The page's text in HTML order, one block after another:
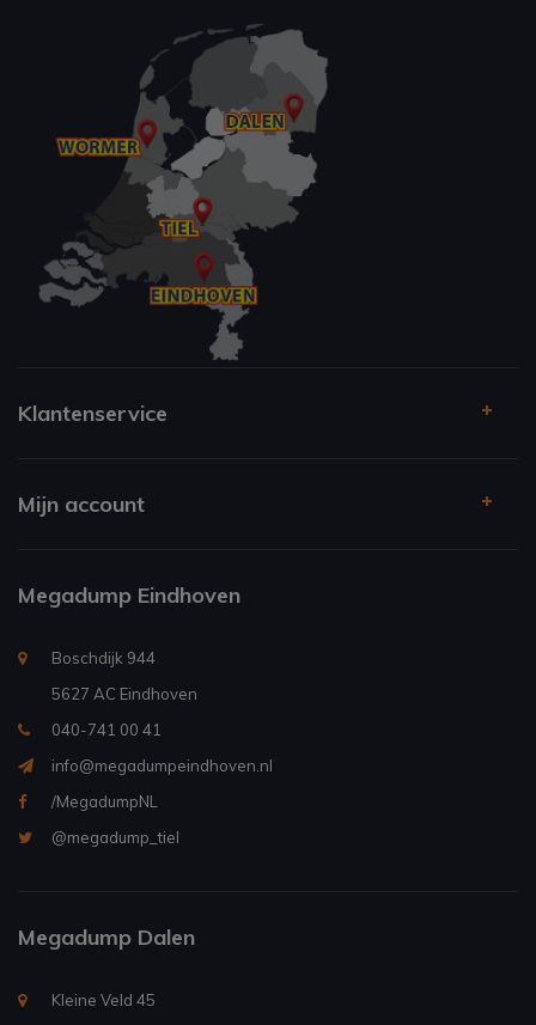
Klantenservice
Mijn account
Megadump Eindhoven
Boschdijk 944
5627 AC Eindhoven
040-741 00 41
info@megadumpeindhoven.nl
/MegadumpNL
@megadump_tiel
Megadump Dalen
Kleine Veld 45